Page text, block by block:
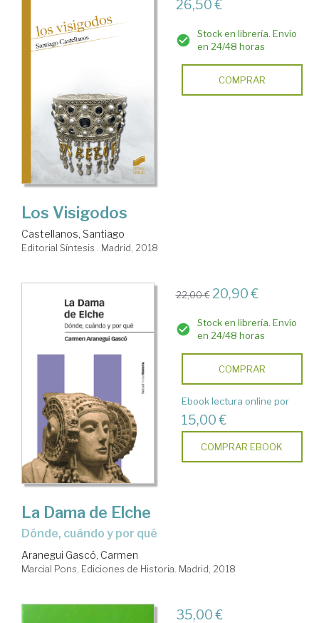
26,50 €
Stock en librería. Envío
en 24/48 horas
COMPRAR
Los Visigodos
Castellanos, Santiago
Editorial Síntesis . Madrid, 2018
22,00 € 20,90 €
Stock en librería. Envío
en 24/48 horas
COMPRAR
Ebook lectura online por
15,00 €
COMPRAR EBOOK
La Dama de Elche
dónde, cuándo y por qué
Aranegui Gascó, Carmen
Marcial Pons, Ediciones de Historia. Madrid, 2018
35,00 €